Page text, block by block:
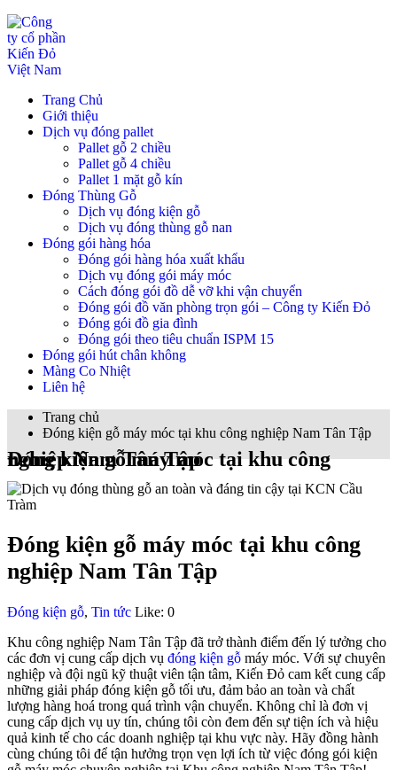
Trang Chủ
Giới thiệu
Dịch vụ đóng pallet
Pallet gỗ 2 chiều
Pallet gỗ 4 chiều
Pallet 1 mặt gỗ kín
Đóng Thùng Gỗ
Dịch vụ đóng kiện gỗ
Dịch vụ đóng thùng gỗ nan
Đóng gói hàng hóa
Đóng gói hàng hóa xuất khẩu
Dịch vụ đóng gói máy móc
Cách đóng gói đồ dễ vỡ khi vận chuyển
Đóng gói đồ văn phòng trọn gói – Công ty Kiến Đỏ
Đóng gói đồ gia đình
Đóng gói theo tiêu chuẩn ISPM 15
Đóng gói hút chân không
Màng Co Nhiệt
Liên hệ
Trang chủ
Đóng kiện gỗ máy móc tại khu công nghiệp Nam Tân Tập
Đóng kiện gỗ máy móc tại khu công nghiệp Nam Tân Tập
Đóng kiện gỗ máy móc tại khu công
nghiệp Nam Tân Tập
Đóng kiện gỗ, Tin tức Like: 0
Khu công nghiệp Nam Tân Tập đã trở thành điểm đến lý tưởng cho
các đơn vị cung cấp dịch vụ đóng kiện gỗ máy móc. Với sự chuyên
nghiệp và đội ngũ kỹ thuật viên tận tâm, Kiến Đỏ cam kết cung cấp
những giải pháp đóng kiện gỗ tối ưu, đảm bảo an toàn và chất
lượng hàng hoá trong quá trình vận chuyển. Không chỉ là đơn vị
cung cấp dịch vụ uy tín, chúng tôi còn đem đến sự tiện ích và hiệu
quả kinh tế cho các doanh nghiệp tại khu vực này. Hãy đồng hành
cùng chúng tôi để tận hưởng trọn vẹn lợi ích từ việc đóng gói kiện